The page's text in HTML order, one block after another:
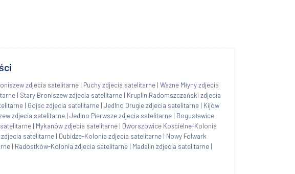
zdjecia satelitarne | Puchy zdjecia satelitarne | Ważne Młyny zdjecia
| Stary Broniszew zdjecia satelitarne | Kruplin Radomszczański zdjecia
| Gojsc zdjecia satelitarne | Jedlno Drugie zdjecia satelitarne | Kijów
zdjecia satelitarne | Jedlno Pierwsze zdjecia satelitarne | Bogusławice
| Mykanów zdjecia satelitarne | Dworszowice Kościelne-Kolonia
zdjecia satelitarne | Dubidze-Kolonia zdjecia satelitarne | Nowy Folwark
| Radostków-Kolonia zdjecia satelitarne | Madalin zdjecia satelitarne |